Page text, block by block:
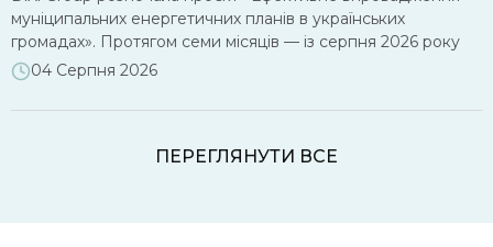
муніципальних енергетичних планів в українських
громадах». Протягом семи місяців — із серпня 2026 року
до лютого 2027 року — команда допомагатиме десятьом
муніципальних енергетичних планів (МЕП): аналізуватиме
надаватиме індивідуальні консультації. Офіційним стартом
04 Серпня 2026
ПЕРЕГЛЯНУТИ ВСЕ